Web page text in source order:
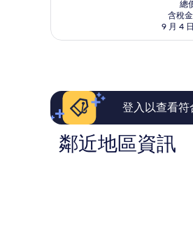
常
評
價
格
為
總
含稅
9 月 4
登入以查看符
鄰近地區資訊